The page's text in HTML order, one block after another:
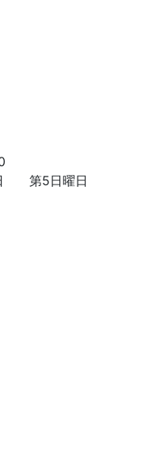
第5日曜日